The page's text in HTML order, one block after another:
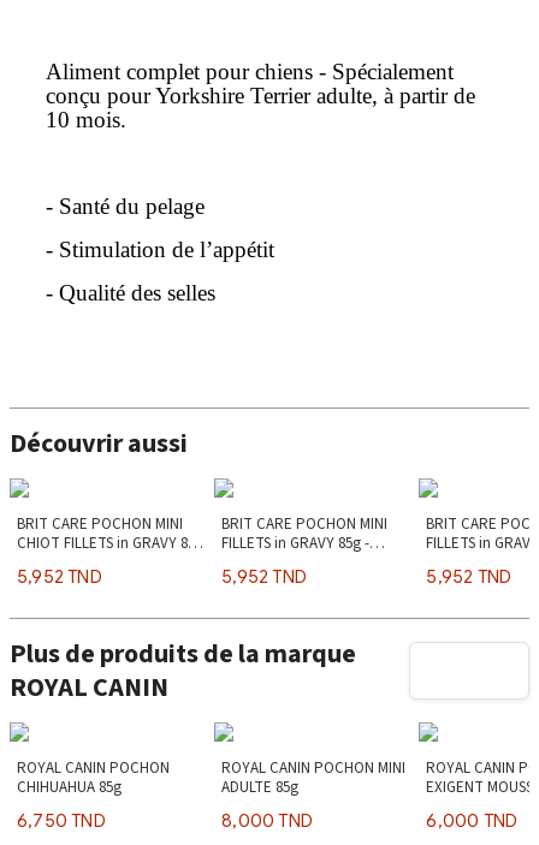
Aliment complet pour chiens - Spécialement
conçu pour Yorkshire Terrier adulte, à partir de
10 mois.
- Santé du pelage
- Stimulation de l’appétit
- Qualité des selles
Découvrir aussi
BRIT CARE POCHON MINI
CHIOT FILLETS in GRAVY 85g
5,952 TND
BRIT CARE POCHON MINI
FILLETS in GRAVY 85g -
5,952 TND
BRIT CARE
FILLETS in
5,952 TND
Plus de produits de la marque
ROYAL CANIN
ROYAL CANIN POCHON
CHIHUAHUA 85g
6,750 TND
ROYAL CANIN POCHON MINI
ADULTE 85g
8,000 TND
ROYAL CANIN
EXIGENT
6,000 TND